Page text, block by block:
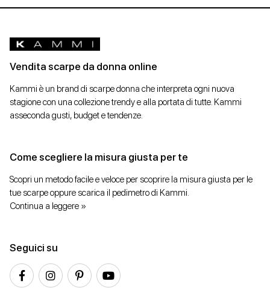
Vendita scarpe da donna online
Kammi è un brand di scarpe donna che interpreta ogni nuova
stagione con una collezione trendy e alla portata di tutte. Kammi
asseconda gusti, budget e tendenze.
Come scegliere la misura giusta per te
Scopri un metodo facile e veloce per scoprire la misura giusta per le
tue scarpe oppure scarica il pedimetro di Kammi.
Continua a leggere »
Seguici su